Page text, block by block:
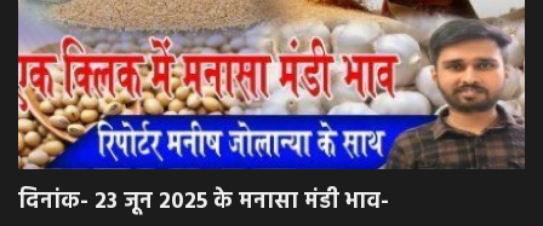
खेल
एजुकेशन & करियर
हेल्थ & लाइफ स्टाइल
वीडियो
दिनांक- 23 जून 2025 के मनासा मंडी भाव-